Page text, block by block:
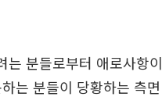
는 분들로부터 애로사항이
는 분들이 당황하는 측면